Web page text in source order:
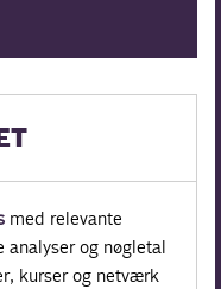
med relevante
analyser og nøgletal
kurser og netværk